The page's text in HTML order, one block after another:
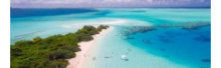
δημιουργώντας διαφορετικές παρατηρήσιμες
εικόνες του ήλιου. Εάν έχετε βρεθεί ποτ